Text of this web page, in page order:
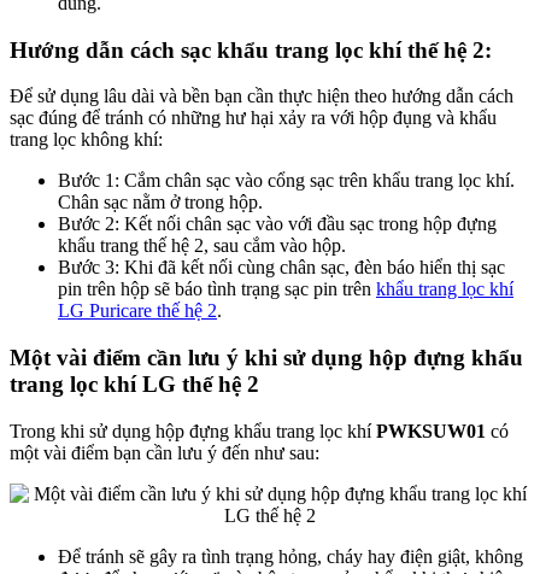
Hướng dẫn cách sạc khẩu trang lọc khí thế hệ 2:
Để sử dụng lâu dài và bền bạn cần thực hiện theo hướng dẫn cách
sạc đúng để tránh có những hư hại xảy ra với hộp đụng và khẩu
trang lọc không khí:
Bước 1: Cắm chân sạc vào cổng sạc trên khẩu trang lọc khí.
Chân sạc nằm ở trong hộp.
Bước 2: Kết nối chân sạc vào với đầu sạc trong hộp đựng
khẩu trang thế hệ 2, sau cắm vào hộp.
Bước 3: Khi đã kết nối cùng chân sạc, đèn báo hiển thị sạc
pin trên hộp sẽ báo tình trạng sạc pin trên khẩu trang lọc khí
LG Puricare thế hệ 2.
Một vài điểm cần lưu ý khi sử dụng hộp đựng khẩu
trang lọc khí LG thế hệ 2
Trong khi sử dụng hộp đựng khẩu trang lọc khíPWKSUW01 có
một vài điểm bạn cần lưu ý đến như sau:
Để tránh sẽ gây ra tình trạng hỏng, cháy hay điện giật, không